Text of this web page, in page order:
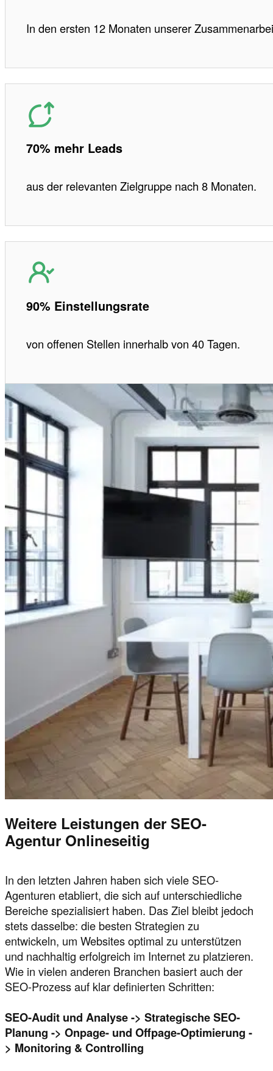
In den ersten 12 Monaten unserer
70% mehr Leads
aus der relevanten Zielgruppe nach 8 Monaten.
90% Einstellungsrate
von offenen Stellen innerhalb von 40 Tagen.
Weitere Leistungen der SEO-
Agentur Onlineseitig
In den letzten Jahren haben sich viele SEO-
Agenturen etabliert, die sich auf unterschiedliche
Bereiche spezialisiert haben. Das Ziel bleibt jedoch
stets dasselbe: die besten Strategien zu
entwickeln, um Websites optimal zu unterstützen
und nachhaltig erfolgreich im Internet zu platzieren.
Wie in vielen anderen Branchen basiert auch der
SEO-Prozess auf klar definierten Schritten:
SEO-Audit und Analyse -> Strategische SEO-
Planung -> Onpage- und Offpage-Optimierung -
> Monitoring & Controlling